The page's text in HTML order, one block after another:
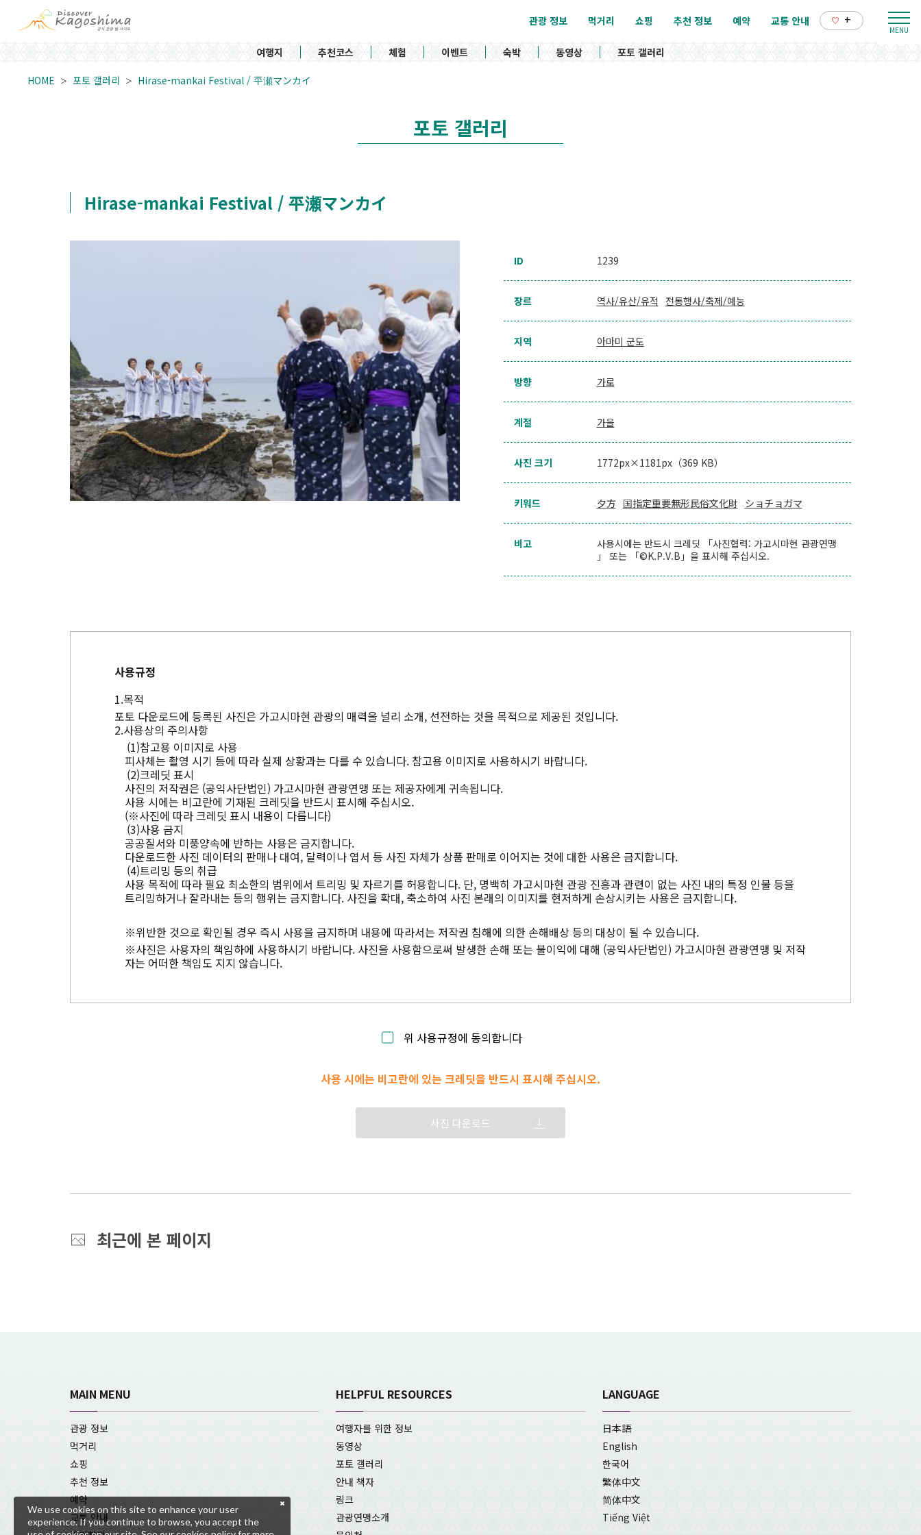
관광 정보 먹거리 쇼핑 추천 정보 예약 교통 안내 +
여행지 추천코스 체험 이벤트 숙박 동영상 포토 갤러리
HOME 포토 갤러리 Hirase-mankai Festival / 平瀬マンカイ
포토 갤러리
Hirase-mankai Festival / 平瀬マンカイ
ID 1239
장르 역사/유산/유적 전통행사/축제/예능
지역 아마미 군도
방향 가로
계절 가을
사진 크기 1772px×1181px（369 KB）
키워드 夕方 国指定重要無形民俗文化財 ショチョガマ
비고
사용시에는 반드시 크레딧 「사진협력: 가고시마현 관광연맹
」 또는 「©K.P.V.B」을 표시해 주십시오.
사용규정
목적
포토 다운로드에 등록된 사진은 가고시마현 관광의 매력을 널리 소개, 선전하는 것을 목적으로 제공된 것입니다.
사용상의 주의사항
참고용 이미지로 사용
피사체는 촬영 시기 등에 따라 실제 상황과는 다를 수 있습니다. 참고용 이미지로 사용하시기 바랍니다.
크레딧 표시
사진의 저작권은 (공익사단법인) 가고시마현 관광연맹 또는 제공자에게 귀속됩니다.
사용 시에는 비고란에 기재된 크레딧을 반드시 표시해 주십시오.
(※사진에 따라 크레딧 표시 내용이 다릅니다)
사용 금지
공공질서와 미풍양속에 반하는 사용은 금지합니다.
다운로드한 사진 데이터의 판매나 대여, 달력이나 엽서 등 사진 자체가 상품 판매로 이어지는 것에 대한 사용은 금지합니다.
트리밍 등의 취급
사용 목적에 따라 필요 최소한의 범위에서 트리밍 및 자르기를 허용합니다. 단, 명백히 가고시마현 관광 진흥과 관련이 없는 사진 내의 특정 인물 등을
트리밍하거나 잘라내는 등의 행위는 금지합니다. 사진을 확대, 축소하여 사진 본래의 이미지를 현저하게 손상시키는 사용은 금지합니다.
※위반한 것으로 확인될 경우 즉시 사용을 금지하며 내용에 따라서는 저작권 침해에 의한 손해배상 등의 대상이 될 수 있습니다.
※사진은 사용자의 책임하에 사용하시기 바랍니다. 사진을 사용함으로써 발생한 손해 또는 불이익에 대해 (공익사단법인) 가고시마현 관광연맹 및 저작
자는 어떠한 책임도 지지 않습니다.
위 사용규정에 동의합니다
사용 시에는 비고란에 있는 크레딧을 반드시 표시해 주십시오.
사진 다운로드
최근에 본 페이지
MAIN MENU
관광 정보
먹거리
쇼핑
추천 정보
예약
교통 안내
HELPFUL RESOURCES
여행자를 위한 정보
동영상
포토 갤러리
안내 책자
링크
관광연맹소개
LANGUAGE
日本語
English
한국어
繁体中文
简体中文
Tiếng Việt
We use cookies on this site to enhance your user
experience. If you continue to browse, you accept the